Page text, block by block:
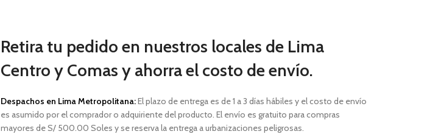
Retira tu pedido en nuestros locales de Lima
Centro y Comas y ahorra el costo de envío.
Despachos en Lima Metropolitana:El plazo de entrega es de 1 a 3 días hábiles y el costo de envío
es asumido por el comprador o adquiriente del producto. El envío es gratuito para compras
mayores de S/ 500.00 Soles yse reserva la entrega a urbanizaciones peligrosas.